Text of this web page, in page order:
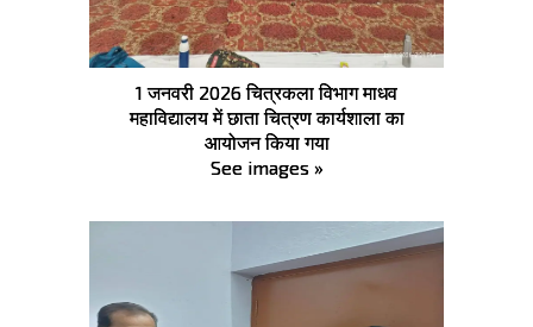
1 जनवरी 2026 चित्रकला विभाग माधव
महाविद्यालय में छाता चित्रण कार्यशाला का
आयोजन किया गया
See images »